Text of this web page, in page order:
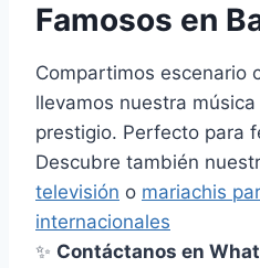
Famosos en
Compartimos escenario
llevamos nuestra
prestigio. Perfecto para
Descubre también
televisión o mariachis
internacionales
✨ Contáctanos en